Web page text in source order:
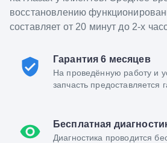
восстановлению
составляет от 20 минут до 2-х
Гарантия 6 месяцев
На проведённую работу и
запчасть предоставляется
Бесплатная
Диагностика проводится